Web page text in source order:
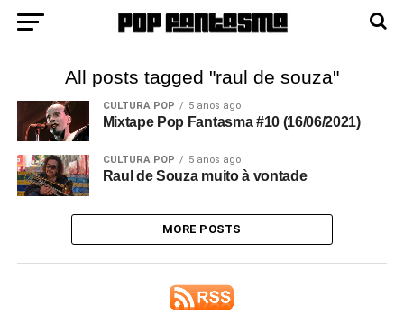
All posts tagged "raul de souza"
CULTURA POP 5 anos ago
Mixtape Pop Fantasma #10 (16/06/2021)
CULTURA POP 5 anos ago
Raul de Souza muito à vontade
MORE POSTS